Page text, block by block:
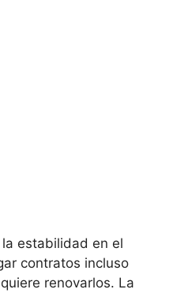
estabilidad en el
contratos incluso
renovarlos. La